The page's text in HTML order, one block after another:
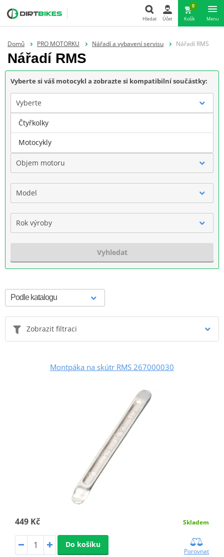
Hledat
Hledat Účet
0
Košík Menu
Domů PRO MOTORKU Nářadí a vybavení servisu Nářadí RMS
Nářadí RMS
Vyberte si váš motocykl a zobrazte si kompatibilní součástky:
Vyberte
Značka
Objem motoru
Model
Rok výroby
Vyhledat
Zobrazit filtraci
Montpáka na skútr RMS 267000030
449 Kč Skladem
Do košíku
Porovnat
Čtyřkolky
Motocykly